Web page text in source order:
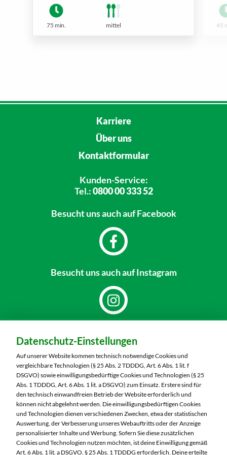
75 min. mittel 45
Karriere
Über uns
Kontaktformular
Kunden-Service:
Tel.:0800 00 333 52
Besucht unsauch auf Facebook
Besucht unsauch auf Instagram
MARKTKAUF Nürnberg-Mögeldorf
Laufamholzstraße 40/42
90482 Nürnberg
Telefon:0911 54340
Markt ändern
Öffnungszeiten diese Woche:
Mo:
08:00 – 20:00 Uhr
Datenschutz-Einstellungen
Auf unserer Website kommen technisch notwendige Cookies und
vergleichbare Technologien (§ 25 Abs. 2 TDDDG, Art. 6 Abs. 1 lit. f
DSGVO) sowie einwilligungsbedürftige Cookies und Technologien (§ 25
Abs. 1 TDDDG, Art. 6 Abs. 1 lit. a DSGVO) zum Einsatz. Erstere sind für
den technisch einwandfreien Betrieb der Website erforderlich und
können nicht abgelehnt werden. Die einwilligungsbedürftigen Cookies
und Technologien dienen verschiedenen Zwecken, etwa der statistischen
Auswertung, der Verbesserung unseres Webauftritts oder der Anzeige
personalisierter Inhalte und Werbung. Sofern Sie diese zusätzlichen
Cookies und Technologien nutzen möchten, ist deine Einwilligung gemäß
Art. 6 Abs. 1 lit. a DSGVO, § 25 Abs. 1 TDDDG erforderlich. Deine erteilte